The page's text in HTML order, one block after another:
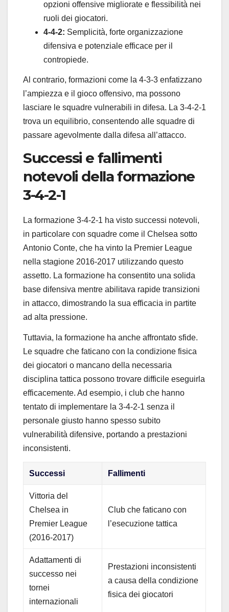
opzioni offensive migliorate e flessibilità nei
ruoli dei giocatori.
4-4-2: Semplicità, forte organizzazione
difensiva e potenziale efficace per il
contropiede.
Al contrario, formazioni come la 4-3-3 enfatizzano
l’ampiezza e il gioco offensivo, ma possono
lasciare le squadre vulnerabili in difesa. La 3-4-2-1
trova un equilibrio, consentendo alle squadre di
passare agevolmente dalla difesa all’attacco.
Successi e fallimenti
notevoli della formazione
3-4-2-1
La formazione 3-4-2-1 ha visto successi notevoli,
in particolare con squadre come il Chelsea sotto
Antonio Conte, che ha vinto la Premier League
nella stagione 2016-2017 utilizzando questo
assetto. La formazione ha consentito una solida
base difensiva mentre abilitava rapide transizioni
in attacco, dimostrando la sua efficacia in partite
ad alta pressione.
Tuttavia, la formazione ha anche affrontato sfide.
Le squadre che faticano con la condizione fisica
dei giocatori o mancano della necessaria
disciplina tattica possono trovare difficile eseguirla
efficacemente. Ad esempio, i club che hanno
tentato di implementare la 3-4-2-1 senza il
personale giusto hanno spesso subito
vulnerabilità difensive, portando a prestazioni
inconsistenti.
Successi Fallimenti
Vittoria del
Chelsea in
Premier League
(2016-2017)
Club che faticano con
l’esecuzione tattica
Adattamenti di
successo nei
tornei
internazionali
Prestazioni inconsistenti
a causa della condizione
fisica dei giocatori